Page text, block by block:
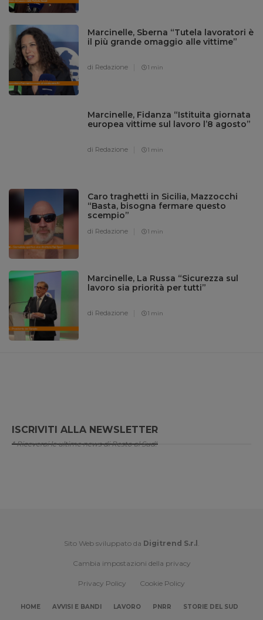
Marcinelle, Sberna “Tutela lavoratori è
il più grande omaggio alle vittime”
di Redazione 1 min
Marcinelle, Fidanza “Istituita giornata
europea vittime sul lavoro l’8 agosto”
di Redazione 1 min
Caro traghetti in Sicilia, Mazzocchi
“Basta, bisogna fermare questo
scempio”
di Redazione 1 min
Marcinelle, La Russa “Sicurezza sul
lavoro sia priorità per tutti”
di Redazione 1 min
ISCRIVITI ALLA NEWSLETTER
* Riceverai le ultime news di Resto al Sud!
Sito Web sviluppato da Digitrend S.r.l .
Cambia impostazioni della privacy
Privacy Policy Cookie Policy
HOME AVVISI E BANDI LAVORO PNRR STORIE DEL SUD